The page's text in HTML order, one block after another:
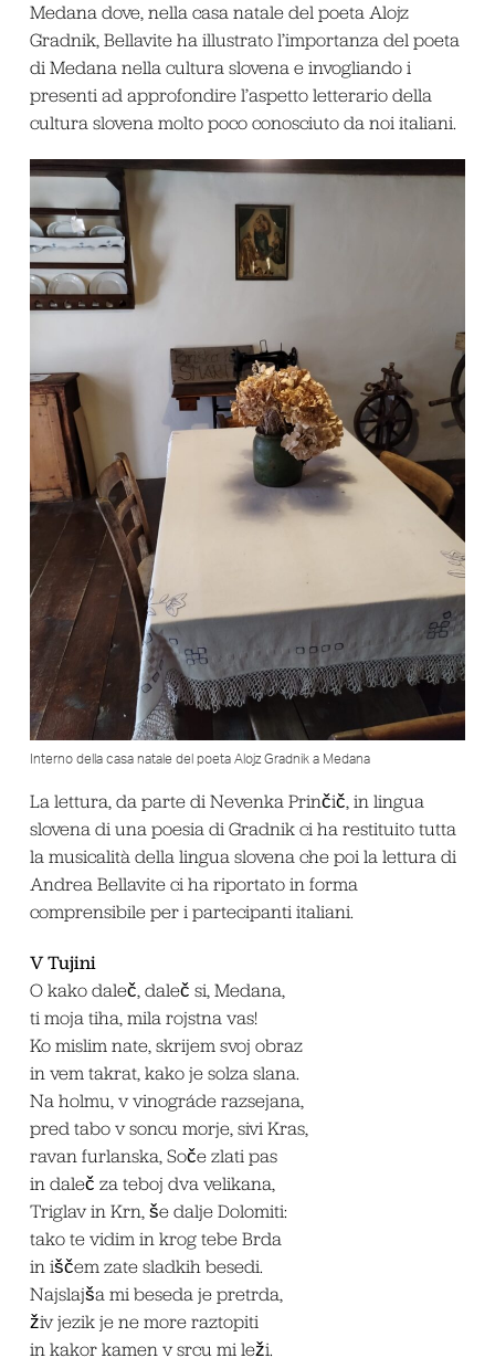
Medana dove, nella casa natale del poeta Alojz
Gradnik, Bellavite ha illustrato l’importanza del poeta
di Medana nella cultura slovena e invogliando i
presenti ad approfondire l’aspetto letterario della
cultura slovena molto poco conosciuto da noi italiani.
Interno della casa natale del poeta Alojz Gradnik a Medana
La lettura, da parte di Nevenka Prinčič, in lingua
slovena di una poesia di Gradnik ci ha restituito tutta
la musicalità della lingua slovena che poi la lettura di
Andrea Bellavite ci ha riportato in forma
comprensibile per i partecipanti italiani.
V Tujini
O kako daleč, daleč si, Medana,
ti moja tiha, mila rojstna vas!
Ko mislim nate, skrijem svoj obraz
in vem takrat, kako je solza slana.
Na holmu, v vinográde razsejana,
pred tabo v soncu morje, sivi Kras,
ravan furlanska, Soče zlati pas
in daleč za teboj dva velikana,
Triglav in Krn, še dalje Dolomiti:
tako te vidim in krog tebe Brda
in iščem zate sladkih besedi.
Najslajša mi beseda je pretrda,
živ jezik je ne more raztopiti
in kakor kamen v srcu mi leži.